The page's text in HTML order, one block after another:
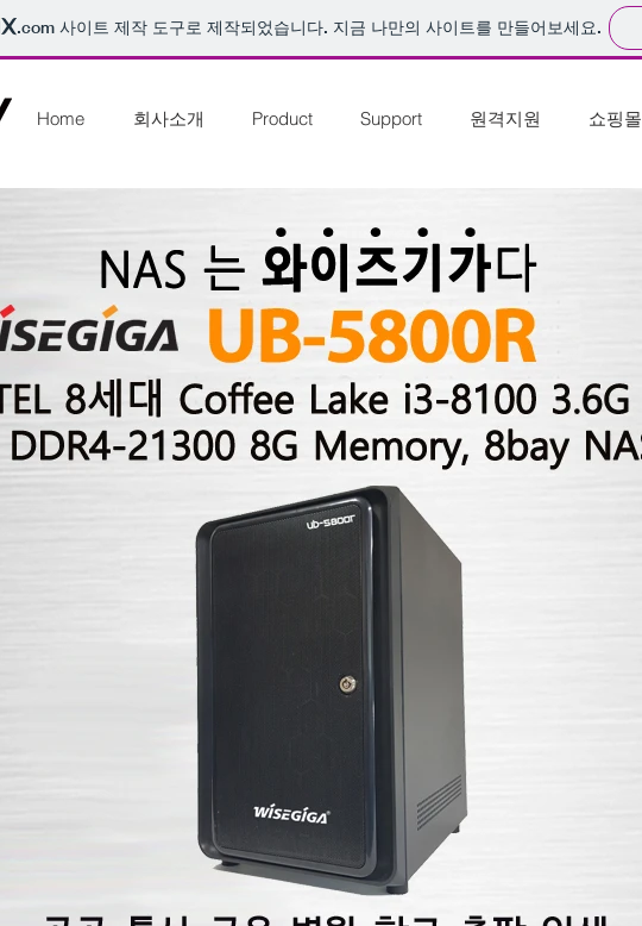
.com 사이트 제작 도구로 제작되었습니다. 지금 나만의 사이트를 만들어보세요.
Home 회사소개 Product Support 원격지원 쇼핑몰